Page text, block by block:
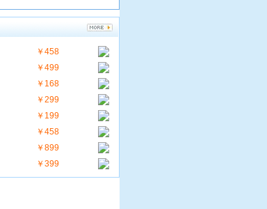
￥458
￥499
￥168
￥299
￥199
￥458
￥899
￥399